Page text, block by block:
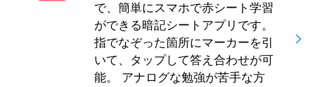
で、簡単にスマホで赤シート学習
ができる暗記シートアプリです。
指でなぞった箇所にマーカーを引
いて、タップして答え合わせが可
能。 アナログな勉強が苦手な方